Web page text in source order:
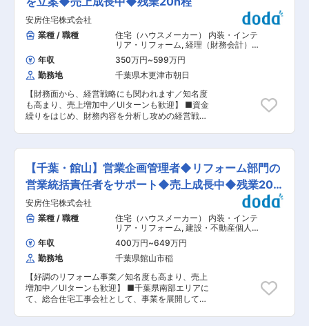
ネジメント補佐： 在庫管理、衛生管理、原価計算
(経験・スキルに応じて) 4）オープンキッチンで
の演出： イベント・パーティ向けの調理とパフォ
ーマンス ■魅力点 ・日本初、世界でも知名度が
上がってきている施設におけるメンバーとして活
躍できます。 ・会員制の施設のため、新築で綺麗
かつ洗練された環境でお仕事ができます。 ・アジ
ア初のドライビングクラブのため、海外のお客様
も多く来場しますので、グローバルな環境下での
経験が積めます。 ■Magarigawa のサービス
2023年夏に開業し、グローバルに知名度が上が
りつつある会員制ドライビングクラブ“THE
やバーラウンジを併設しており、来場者と宿泊者
向けに、豊かな自然と最高級の食材に囲まれ、料
理人としての「理想のキャリア」を築いていただ
きます。 変更の範囲：会社の定める業務
安房住宅株式会社
業種 / 職種
住宅（ハウスメーカー） 内装・インテ
リア・リフォーム, 経理（財務会計）
財務
年収 350万円~599万円
勤務地
千葉県木更津市朝日
【財務面から、経営戦略にも関われます／知名度
も高まり、売上増加中／UIターンも歓迎】 ■資金
繰りをはじめ、財務内容を分析し攻めの経営戦略
他、今後の会社の方向性も一緒考えていただきま
す。 ■業務内容： ・資金調達 ・金融機関対応 ・
財務管理 ・財務戦略の企画、立案 ・決算書作成
後の許可申請対応 ■組織構成： 配属先は、総務
部になります。6名の社員が在籍しています。そ
のうち、経理担当者は、3名。基本的な帳簿付け
などは、その経理担当者が行っています。試算表
などの作成業務も経理担当が行っており、決算書
や最終チェックなどは担当税理士に依頼していま
す。 ■魅力ポイント： 【売上好調・右肩上がり
で成長中】：リフォーム事業のニーズが特に増え
ており、売上は、好調です。南房総エリア、木更
津エリアでの知名度も高まってきており、リピー
トでご依頼をいただくことも多いです。 【財務面
から経営にも関われる】：経営陣とも近いポジシ
ョンで、経営会議にもご参加いただきます。財務
【千葉・館山】営業企画管理者◆リフォーム部門の
営業統括責任者をサポート◆売上成長中◆残業20h
程
安房住宅株式会社
業種 / 職種
住宅（ハウスメーカー） 内装・インテ
リア・リフォーム, 建設・不動産個人営
業 営業企画
年収 400万円~649万円
勤務地
千葉県館山市稲
【好調のリフォーム事業／知名度も高まり、売上
増加中／UIターンも歓迎】 ■千葉県南部エリアに
て、総合住宅工事会社として、事業を展開してい